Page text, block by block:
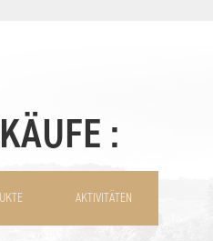
:
AKTIVITÄTEN